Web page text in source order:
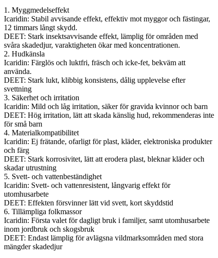
1. Myggmedelseffekt
Icaridin: Stabil avvisande effekt, effektiv mot myggor och fästingar,
12 timmars långt skydd.
DEET: Stark insektsavvisande effekt, lämplig för områden med
svåra skadedjur, varaktigheten ökar med koncentrationen.
2. Hudkänsla
Icaridin: Färglös och luktfri, fräsch och icke-fet, bekväm att
använda.
DEET: Stark lukt, klibbig konsistens, dålig upplevelse efter
svettning
3. Säkerhet och irritation
Icaridin: Mild och låg irritation, säker för gravida kvinnor och barn
DEET: Hög irritation, lätt att skada känslig hud, rekommenderas inte
för små barn
4. Materialkompatibilitet
Icaridin: Ej frätande, ofarligt för plast, kläder, elektroniska produkter
och färg
DEET: Stark korrosivitet, lätt att erodera plast, bleknar kläder och
skadar utrustning
5. Svett- och vattenbeständighet
Icaridin: Svett- och vattenresistent, långvarig effekt för
utomhusarbete
DEET: Effekten försvinner lätt vid svett, kort skyddstid
6. Tillämpliga folkmassor
Icaridin: Första valet för dagligt bruk i familjer, samt utomhusarbete
inom jordbruk och skogsbruk
DEET: Endast lämplig för avlägsna vildmarksområden med stora
mängder skadedjur